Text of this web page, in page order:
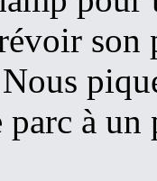
son
parc à un